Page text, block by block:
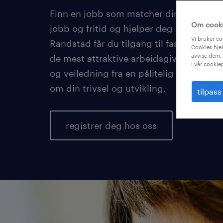
Finn en jobb som matcher din
jobb og fritid og hjelper deg å nå dine
Randstad får du tilgang til faste og
de mest attraktive arbeidsgiverne, i
og veiledning fra en pålitelig
om din trivsel og utvikling.
registrer deg hos oss
Om
Vi bruker
Cookies
avvise
i vår
tilpass